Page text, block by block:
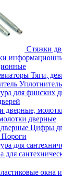
Стяжки
Тяги,
Уплотнитель
дверные
Цифры
Пороги
для
окна